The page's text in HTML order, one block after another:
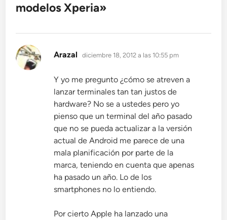
modelos Xperia»
Arazal dice:
diciembre 18, 2012 a las 10:55 pm
Y yo me pregunto ¿cómo se atreven a
lanzar terminales tan tan justos de
hardware? No se a ustedes pero yo
pienso que un terminal del año pasado
que no se pueda actualizar a la versión
actual de Android me parece de una
mala planificación por parte de la
marca, teniendo en cuenta que apenas
ha pasado un año. Lo de los
smartphones no lo entiendo.
Por cierto Apple ha lanzado una